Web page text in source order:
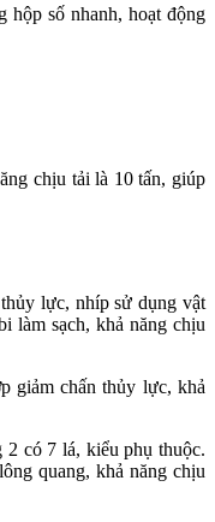
số nhanh, hoạt động
chịu tải là 10 tấn, giúp
lực, nhíp sử dụng vật
làm sạch, khả năng chịu
giảm chấn thủy lực, khả
2 có 7 lá, kiểu phụ thuộc.
quang, khả năng chịu